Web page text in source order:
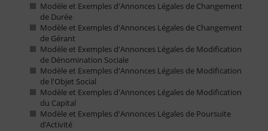
Modèle et Exemples d'Annonces Légales de Changement
de Durée
Modèle et Exemples d'Annonces Légales de Changement
de Gérant
Modèle et Exemples d'Annonces Légales de Modification
de Dénomination Sociale
Modèle et Exemples d'Annonces Légales de Modification
de l'Objet Social
Modèle et Exemples d'Annonces Légales de Modification
du Capital
Modèle et Exemples d'Annonces Légales de Poursuite
d’Activité